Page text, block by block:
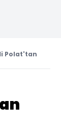
Polat'tan